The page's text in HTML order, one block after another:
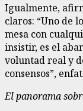
Igualmente,
claros: “Uno de
mesa con
insistir, es el
voluntad real y
consensos”,
El panorama